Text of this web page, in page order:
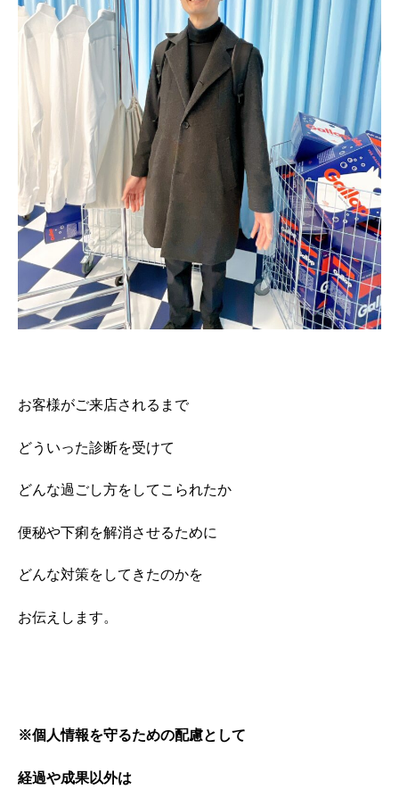
お客様がご来店されるまで
どういった診断を受けて
どんな過ごし方をしてこられたか
便秘や下痢を解消させるために
どんな対策をしてきたのかを
お伝えします。
※個人情報を守るための配慮として
経過や成果以外は